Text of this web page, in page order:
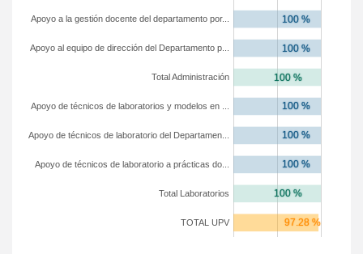
TOTAL UPV
Total Laboratorios
Apoyo de técnicos de laboratorio a prácticas do...
Apoyo de técnicos de laboratorio del Departamen...
Apoyo de técnicos de laboratorios y modelos en ...
Total Administración
Apoyo al equipo de dirección del Departamento p...
Apoyo a la gestión docente del departamento por...